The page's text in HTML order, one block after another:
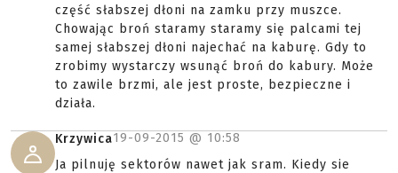
część słabszej dłoni na zamku przy muszce.
Chowając broń staramy staramy się palcami tej
samej słabszej dłoni najechać na kaburę. Gdy to
zrobimy wystarczy wsunąć broń do kabury. Może
to zawile brzmi, ale jest proste, bezpieczne i
działa.
Krzywica19-09-2015 @ 10:58
Ja pilnuję sektorów nawet jak sram. Kiedy sie